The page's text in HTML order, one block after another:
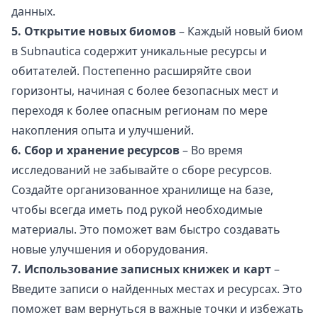
данных.
5. Открытие новых биомов– Каждый новый биом
в Subnautica содержит уникальные ресурсы и
обитателей. Постепенно расширяйте свои
горизонты, начиная с более безопасных мест и
переходя к более опасным регионам по мере
накопления опыта и улучшений.
6. Сбор и хранение ресурсов– Во время
исследований не забывайте о сборе ресурсов.
Создайте организованное хранилище на базе,
чтобы всегда иметь под рукой необходимые
материалы. Это поможет вам быстро создавать
новые улучшения и оборудования.
7. Использование записных книжек и карт–
Введите записи о найденных местах и ресурсах. Это
поможет вам вернуться в важные точки и избежать